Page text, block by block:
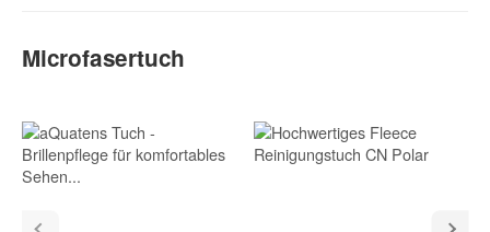
Nachname
Microfasertuch